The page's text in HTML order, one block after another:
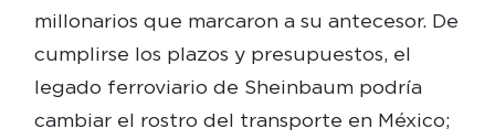
millonarios que marcaron a su antecesor. De
cumplirse los plazos y presupuestos, el
legado ferroviario de Sheinbaum podría
cambiar el rostro del transporte en México;